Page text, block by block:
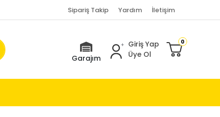
Sipariş Takip Yardım İletişim
Garajım
Giriş Yap
Üye Ol
0